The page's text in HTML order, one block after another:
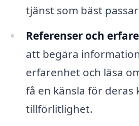
tjänst som bäst
Referenser och
att begära
erfarenhet och läsa
få en känsla för deras
tillförlitlighet.